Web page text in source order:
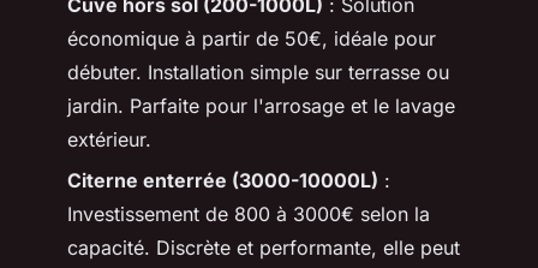
économique à partir de 50€, idéale pour
débuter. Installation simple sur terrasse ou
jardin. Parfaite pour l'arrosage et le lavage
extérieur.
Citerne enterrée (3000-10000L) :
Investissement de 800 à 3000€ selon la
capacité. Discrète et performante, elle peut